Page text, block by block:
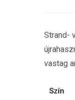
Strand-
vastag
Szín